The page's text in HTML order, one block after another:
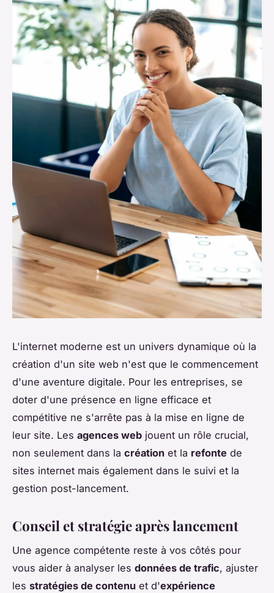
L'internet moderne est un univers dynamique où la
création d'un site web n'est que le commencement
d'une aventure digitale. Pour les entreprises, se
doter d'une présence en ligne efficace et
compétitive ne s'arrête pas à la mise en ligne de
leur site. Les agences web jouent un rôle crucial,
non seulement dans la création et la refonte de
sites internet mais également dans le suivi et la
gestion post-lancement.
Conseil et stratégie après lancement
Une agence compétente reste à vos côtés pour
vous aider à analyser les données de trafic, ajuster
les stratégies de contenu et d'expérience